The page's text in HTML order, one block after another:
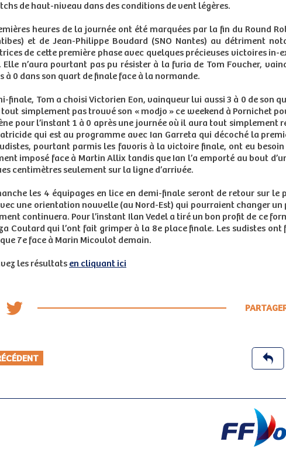
de haut-niveau dans des conditions de vent légères.
heures de la journée ont été marquées par la fin du Round
et de Jean-Philippe Boudard (SNO Nantes) au détriment
de cette première phase avec quelques précieuses victoires
Elle n’aura pourtant pas pu résister à la furia de Tom Foucher,
à 0 dans son quart de finale face à la normande.
finale, Tom a choisi Victorien Eon, vainqueur lui aussi 3 à 0 de son
tout simplement pas trouvé son « modjo » ce weekend à Pornichet
pour l’instant 1 à 0 après une journée où il aura tout simplement
qui est au programme avec Ian Garreta qui décoché la
pourtant parmis les favoris à la victoire finale, ont eu
imposé face à Martin Allix tandis que Ian l’a emporté au bout
centimètres seulement sur la ligne d’arrivée.
les 4 équipages en lice en demi-finale seront de retour sur
une orientation nouvelle (au Nord-Est) qui pourraient changer un
continuera. Pour l’instant Ilan Vedel a tiré un bon profit de ce
Coutard qui l’ont fait grimper à la 8e place finale. Les sudistes
7e face à Marin Micoulot demain.
les résultats en cliquant ici